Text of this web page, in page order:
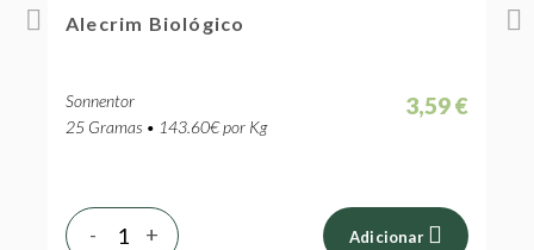
Alecrim Biológico
Sonnentor
25 Gramas • 143.60€ por Kg
3,59 €
+
- Adicionar